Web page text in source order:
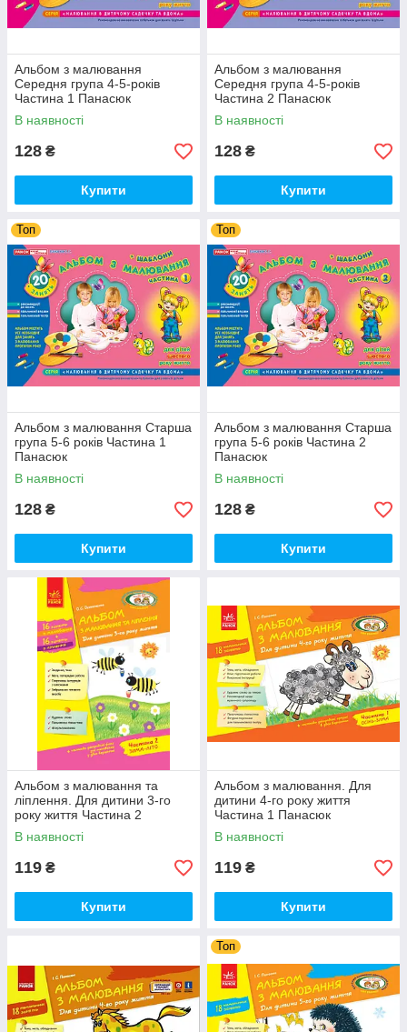
Альбом з малювання
Середня група 4-5-років
Частина 1 Панасюк
В наявності
128 ₴
Купити
Альбом з малювання
Середня група 4-5-років
Частина 2 Панасюк
В наявності
128 ₴
Купити
Топ
Альбом з малювання Старша
група 5-6 років Частина 1
Панасюк
В наявності
128 ₴
Купити
Топ
Альбом з малювання Старша
група 5-6 років Частина 2
Панасюк
В наявності
128 ₴
Купити
Альбом з малювання та
ліплення. Для дитини 3-го
року життя Частина 2
В наявності
119 ₴
Купити
Альбом з малювання. Для
дитини 4-го року життя
Частина 1 Панасюк
В наявності
119 ₴
Купити
Топ